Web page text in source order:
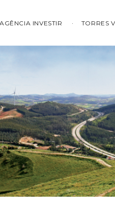
AGÊNCIA INVESTIR TORRES